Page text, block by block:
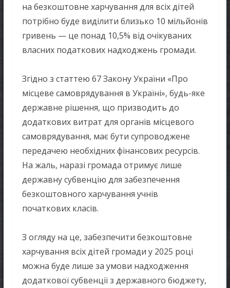
на безкоштовне харчування для всіх дітей
потрібно буде виділити близько 10 мільйонів
гривень — це понад 10,5% від очікуваних
власних податкових надходжень громади.
Згідно з статтею 67 Закону України «Про
місцеве самоврядування в Україні», будь-яке
державне рішення, що призводить до
додаткових витрат для органів місцевого
самоврядування, має бути супроводжене
передачею необхідних фінансових ресурсів.
На жаль, наразі громада отримує лише
державну субвенцію для забезпечення
безкоштовного харчування учнів
початкових класів.
З огляду на це, забезпечити безкоштовне
харчування всіх дітей громади у 2025 році
можна буде лише за умови надходження
додаткової субвенції з державного бюджету,